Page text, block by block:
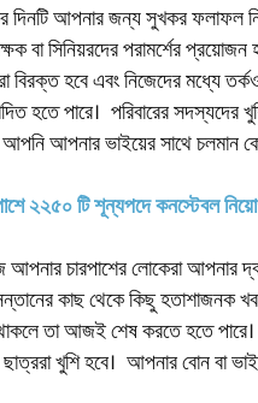
আপনার জন্য সুখকর ফলাফল
বা সিনিয়রদের পরামর্শের
বিরক্ত হবে এবং নিজেদের
হতে পারে। পরিবারের সদস্যদের
আপনার ভাইয়ের সাথে চলমান
২২৫০ টি শূন্যপদে কনস্টেবল
চারপাশের লোকেরা আপনার
কাছ থেকে কিছু হতাশাজনক
তা আজই শেষ করতে হতে পারে।
খুশি হবে। আপনার বোন বা